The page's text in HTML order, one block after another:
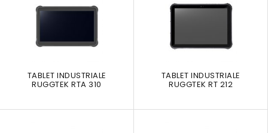
TABLET INDUSTRIALE
RUGGTEK RTA 310
TABLET INDUSTRIALE
RUGGTEK RT 212